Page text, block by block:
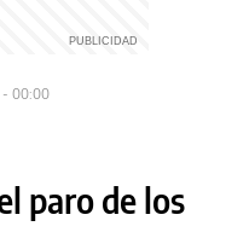
- 00:00
paro de los